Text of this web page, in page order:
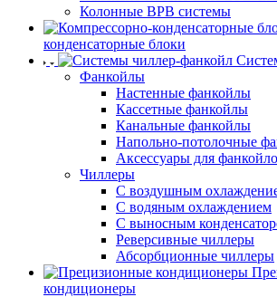
Колонные ВРВ системы
конденсаторные блоки
Фанкойлы
Настенные фанкойлы
Кассетные фанкойлы
Канальные фанкойлы
Напольно-потолочные
Аксессуары для
Чиллеры
С воздушным
С водяным охлаждением
С выносным
Реверсивные чиллеры
Абсорбционные чиллеры
кондиционеры